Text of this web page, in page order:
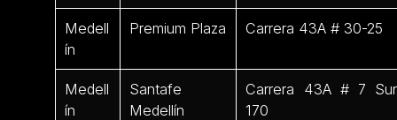
Medell
ín
Premium Plaza Carrera 43A # 30-25
Medell
ín
Santafe
Medellín
Carrera 43A # 7
170